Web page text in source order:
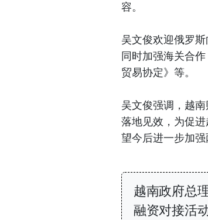
容。
吴文俊欢迎俄罗
同时加强海关合
贸易协定》等。
吴文俊强调，越
落地见效，为促
望今后进一步加强
越南政府总
融资对接活